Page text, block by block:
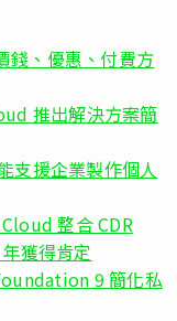
錢、優惠、付費方
推出解決方案簡
支援企業製作個人
整合 CDR
獲得肯定
9 簡化私